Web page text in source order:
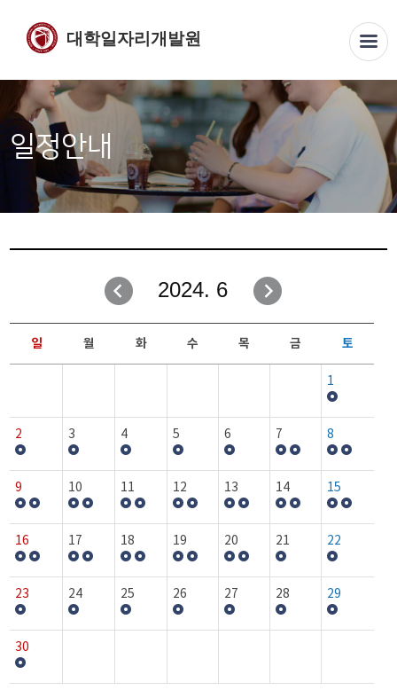
대학일자리개발원
일정안내
2024. 6
일 월 화 수 목 금 토
1
2 3 4 5 6 7 8
9 10 11 12 13 14 15
16 17 18 19 20 21 22
23 24 25 26 27 28 29
30